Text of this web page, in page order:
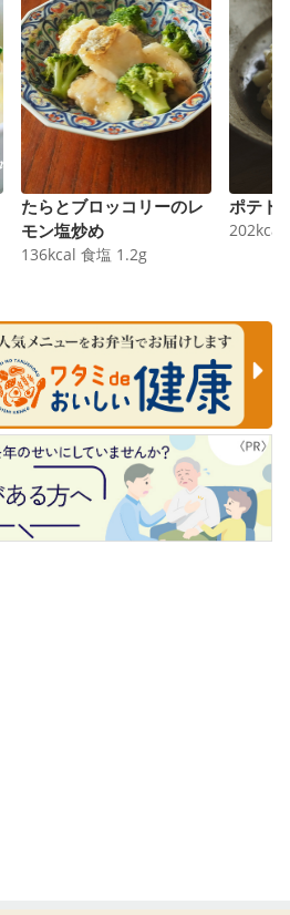
たらとブロッコリーのレ
モン塩炒め
136kcal 食塩 1.2g
ポテト
202kcal